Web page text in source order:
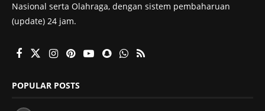
Nasional serta Olahraga, dengan sistem pembaharuan
(update) 24 jam.
POPULAR POSTS